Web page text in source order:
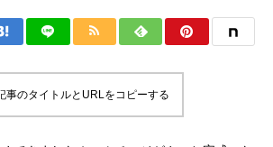
事のタイトルとURLをコピーする